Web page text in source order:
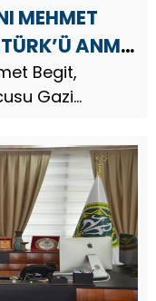
MEHMET
ANMA
Begit,
Gazi